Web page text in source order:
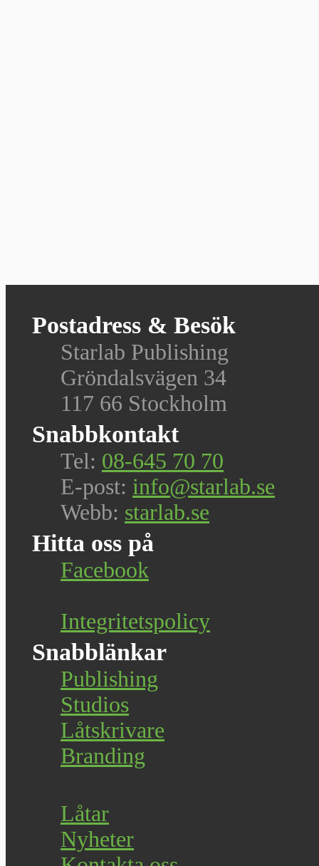
Postadress & Besök
Starlab Publishing
Gröndalsvägen 34
117 66 Stockholm
Snabbkontakt
Tel: 08-645 70 70
E-post: info@starlab.se
Webb: starlab.se
Hitta oss på
Facebook
Integritetspolicy
Snabblänkar
Publishing
Studios
Låtskrivare
Branding
Låtar
Nyheter